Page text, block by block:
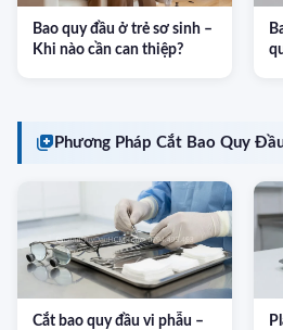
Bao quy đầu ở trẻ sơ sinh –
Khi nào cần can thiệp?
Phương Pháp Cắt Bao Quy
Cắt bao quy đầu vi phẫu –